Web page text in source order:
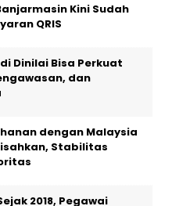
Kini Sudah
QRIS
Dinilai Bisa Perkuat
dan
dengan Malaysia
Stabilitas
2018, Pegawai